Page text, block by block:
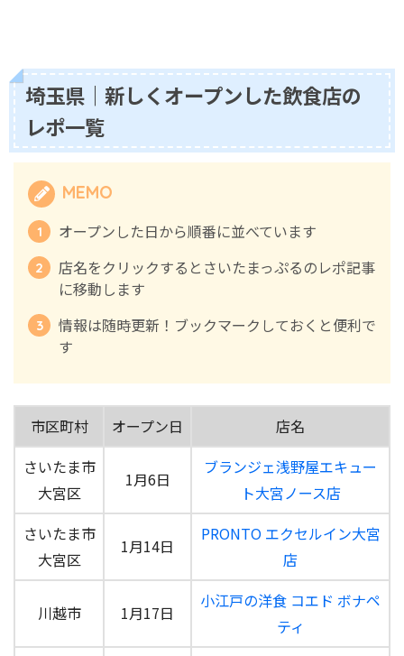
埼玉県｜新しくオープンした飲食店の
レポ一覧
MEMO
オープンした日から順番に並べています
店名をクリックするとさいたまっぷるのレポ記事
に移動します
情報は随時更新！ブックマークしておくと便利で
す
市区町村 オープン日
店名
さいたま市
大宮区
1月6日
ブランジェ浅野屋エキュー
ト大宮ノース店
さいたま市
大宮区
1月14日
PRONTO エクセルイン大宮
店
川越市 1月17日
小江戸の洋食 コエド ボナペ
ティ